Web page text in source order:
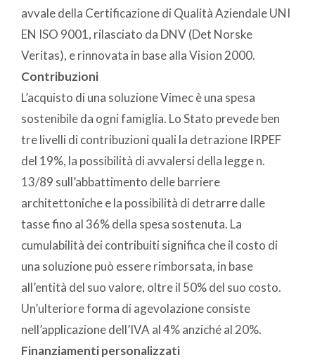
avvale della Certificazione di Qualità Aziendale UNI
EN ISO 9001, rilasciato da DNV (Det Norske
Veritas), e rinnovata in base alla Vision 2000.
Contribuzioni
L’acquisto di una soluzione Vimec è una spesa
sostenibile da ogni famiglia. Lo Stato prevede ben
tre livelli di contribuzioni quali la detrazione IRPEF
del 19%, la possibilità di avvalersi della legge n.
13/89 sull’abbattimento delle barriere
architettoniche e la possibilità di detrarre dalle
tasse fino al 36% della spesa sostenuta. La
cumulabilità dei contribuiti significa che il costo di
una soluzione può essere rimborsata, in base
all’entità del suo valore, oltre il 50% del suo costo.
Un’ulteriore forma di agevolazione consiste
nell’applicazione dell’IVA al 4% anziché al 20%.
Finanziamenti personalizzati